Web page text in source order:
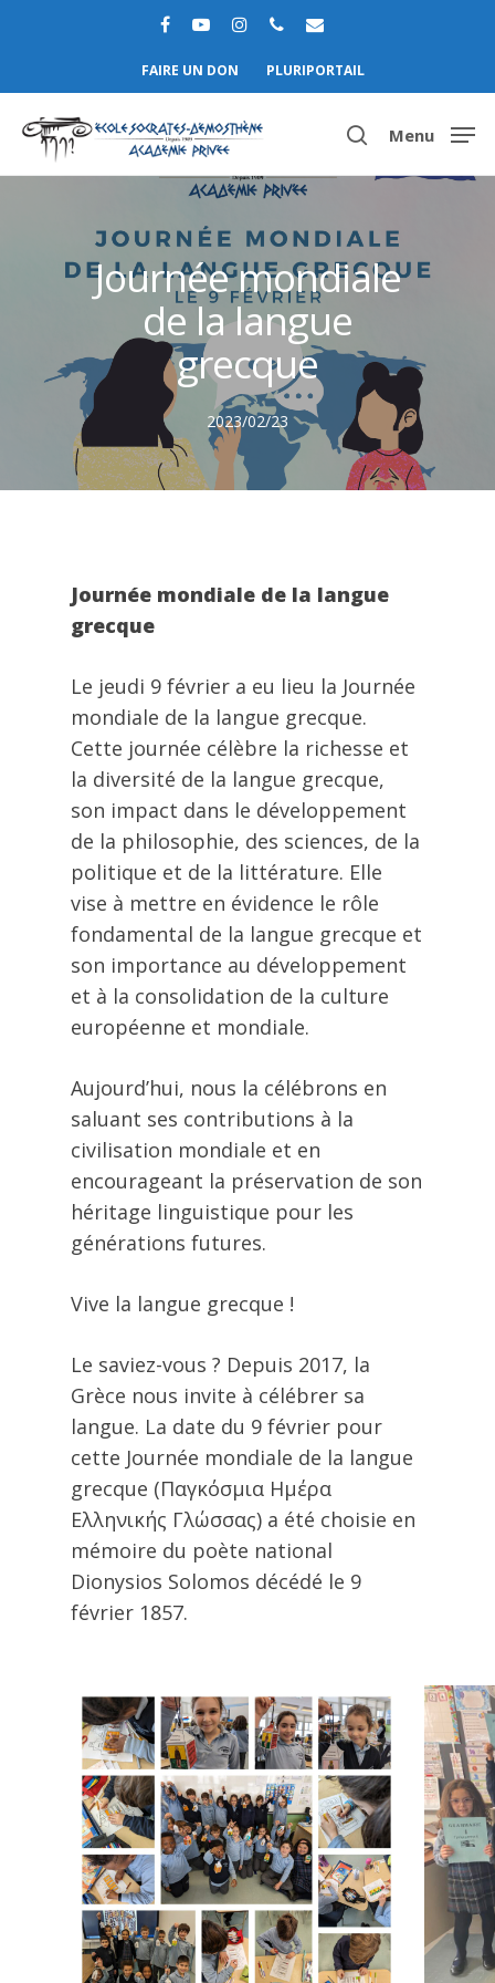
FAIRE UN DON PLURIPORTAIL
Hit enter to search or ESC to close
Menu
Journée mondiale
de la langue
grecque
2023/02/23
Journée mondiale de la langue
grecque
Le jeudi 9 février a eu lieu la Journée
mondiale de la langue grecque.
Cette journée célèbre la richesse et
la diversité de la langue grecque,
son impact dans le développement
de la philosophie, des sciences, de la
politique et de la littérature. Elle
vise à mettre en évidence le rôle
fondamental de la langue grecque et
son importance au développement
et à la consolidation de la culture
européenne et mondiale.
Aujourd’hui, nous la célébrons en
saluant ses contributions à la
civilisation mondiale et en
encourageant la préservation de son
héritage linguistique pour les
générations futures.
Vive la langue grecque !
Le saviez-vous ? Depuis 2017, la
Grèce nous invite à célébrer sa
langue. La date du 9 février pour
cette Journée mondiale de la langue
grecque (Παγκόσμια Ημέρα
Ελληνικής Γλώσσας) a été choisie en
mémoire du poète national
Dionysios Solomos décédé le 9
février 1857.